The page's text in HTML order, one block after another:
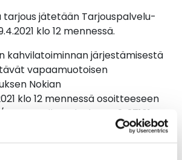
tarjous jätetään Tarjouspalvelu-
klo 12 mennessä.
kahvilatoiminnan järjestämisestä
vapaamuotoisen
Nokian
klo 12 mennessä osoitteeseen
vapaa-aikapalvelut, PL 2, 37101
vapaa-